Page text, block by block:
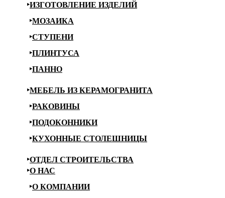
ИЗГОТОВЛЕНИЕ ИЗДЕЛИЙ
МОЗАИКА
СТУПЕНИ
ПЛИНТУСА
ПАННО
МЕБЕЛЬ ИЗ КЕРАМОГРАНИТА
РАКОВИНЫ
ПОДОКОННИКИ
КУХОННЫЕ СТОЛЕШНИЦЫ
ОТДЕЛ СТРОИТЕЛЬСТВА
О НАС
О КОМПАНИИ